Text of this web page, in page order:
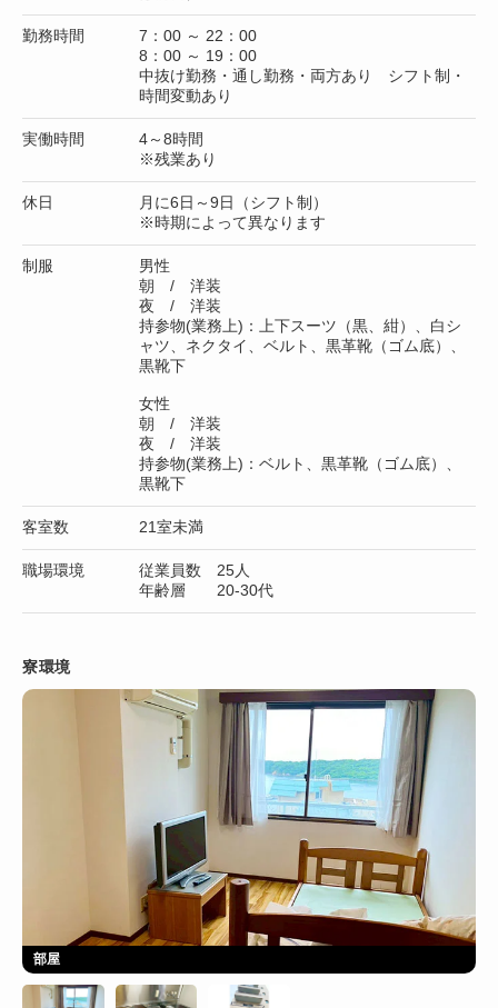
勤務時間
7：00 ～ 22：00
8：00 ～ 19：00
中抜け勤務・通し勤務・両方あり シフト制・
時間変動あり
実働時間
4～8時間
※残業あり
休日
月に6日～9日（シフト制）
※時期によって異なります
制服
男性
朝 / 洋装
夜 / 洋装
持参物(業務上)：上下スーツ（黒、紺）、白シ
ャツ、ネクタイ、ベルト、黒革靴（ゴム底）、
黒靴下
女性
朝 / 洋装
夜 / 洋装
持参物(業務上)：ベルト、黒革靴（ゴム底）、
黒靴下
客室数 21室未満
職場環境
従業員数 25人
年齢層 20-30代
寮環境
部屋